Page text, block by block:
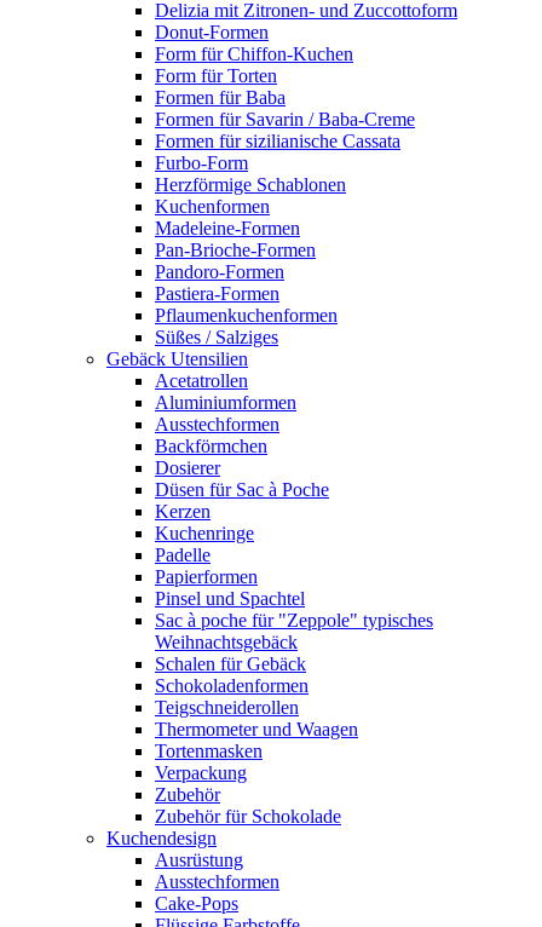
Delizia mit Zitronen- und Zuccottoform
Donut-Formen
Form für Chiffon-Kuchen
Form für Torten
Formen für Baba
Formen für Savarin / Baba-Creme
Formen für sizilianische Cassata
Furbo-Form
Herzförmige Schablonen
Kuchenformen
Madeleine-Formen
Pan-Brioche-Formen
Pandoro-Formen
Pastiera-Formen
Pflaumenkuchenformen
Süßes / Salziges
Gebäck Utensilien
Acetatrollen
Aluminiumformen
Ausstechformen
Backförmchen
Dosierer
Düsen für Sac à Poche
Kerzen
Kuchenringe
Padelle
Papierformen
Pinsel und Spachtel
Sac à poche für "Zeppole" typisches
Weihnachtsgebäck
Schalen für Gebäck
Schokoladenformen
Teigschneiderollen
Thermometer und Waagen
Tortenmasken
Verpackung
Zubehör
Zubehör für Schokolade
Kuchendesign
Ausrüstung
Ausstechformen
Cake-Pops